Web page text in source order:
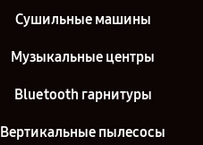
Сушильные машины
Музыкальные центры
Bluetooth гарнитуры
Вертикальные пылесосы